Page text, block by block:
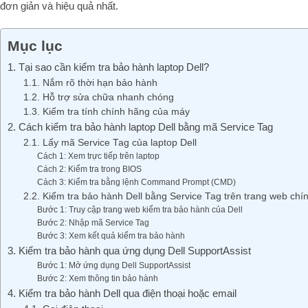
đơn giản và hiệu quả nhất.
Mục lục
1. Tại sao cần kiểm tra bảo hành laptop Dell?
1.1. Nắm rõ thời hạn bảo hành
1.2. Hỗ trợ sửa chữa nhanh chóng
1.3. Kiểm tra tính chính hãng của máy
2. Cách kiểm tra bảo hành laptop Dell bằng mã Service Tag
2.1. Lấy mã Service Tag của laptop Dell
Cách 1: Xem trực tiếp trên laptop
Cách 2: Kiểm tra trong BIOS
Cách 3: Kiểm tra bằng lệnh Command Prompt (CMD)
2.2. Kiểm tra bảo hành Dell bằng Service Tag trên trang web
Bước 1: Truy cập trang web kiểm tra bảo hành của Dell
Bước 2: Nhập mã Service Tag
Bước 3: Xem kết quả kiểm tra bảo hành
3. Kiểm tra bảo hành qua ứng dụng Dell SupportAssist
Bước 1: Mở ứng dụng Dell SupportAssist
Bước 2: Xem thông tin bảo hành
4. Kiểm tra bảo hành Dell qua điện thoại hoặc email